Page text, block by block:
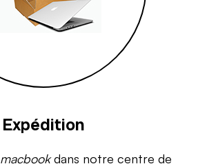
Expédition
macbookdans notre centre de